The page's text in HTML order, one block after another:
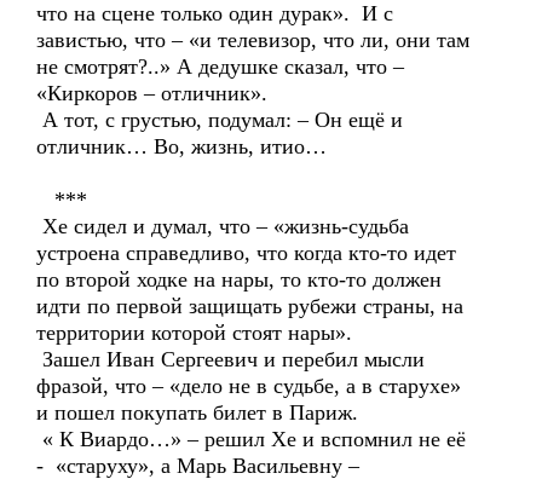
что на сцене только один дурак». И с
завистью, что – «и телевизор, что ли, они там
не смотрят?..» А дедушке сказал, что –
«Киркоров – отличник».
А тот, с грустью, подумал: – Он ещё и
отличник… Во, жизнь, итио…
***
Хе сидел и думал, что – «жизнь-судьба
устроена справедливо, что когда кто-то идет
по второй ходке на нары, то кто-то должен
идти по первой защищать рубежи страны, на
территории которой стоят нары».
Зашел Иван Сергеевич и перебил мысли
фразой, что – «дело не в судьбе, а в старухе»
и пошел покупать билет в Париж.
« К Виардо…» – решил Хе и вспомнил не её
- «старуху», а Марь Васильевну –